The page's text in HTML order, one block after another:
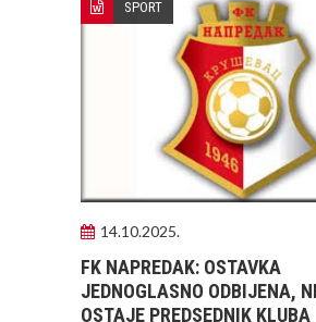
SPORT
14.10.2025.
FK NAPREDAK: OSTAVKA
JEDNOGLASNO ODBIJENA,
OSTAJE PREDSEDNIK KLUBA